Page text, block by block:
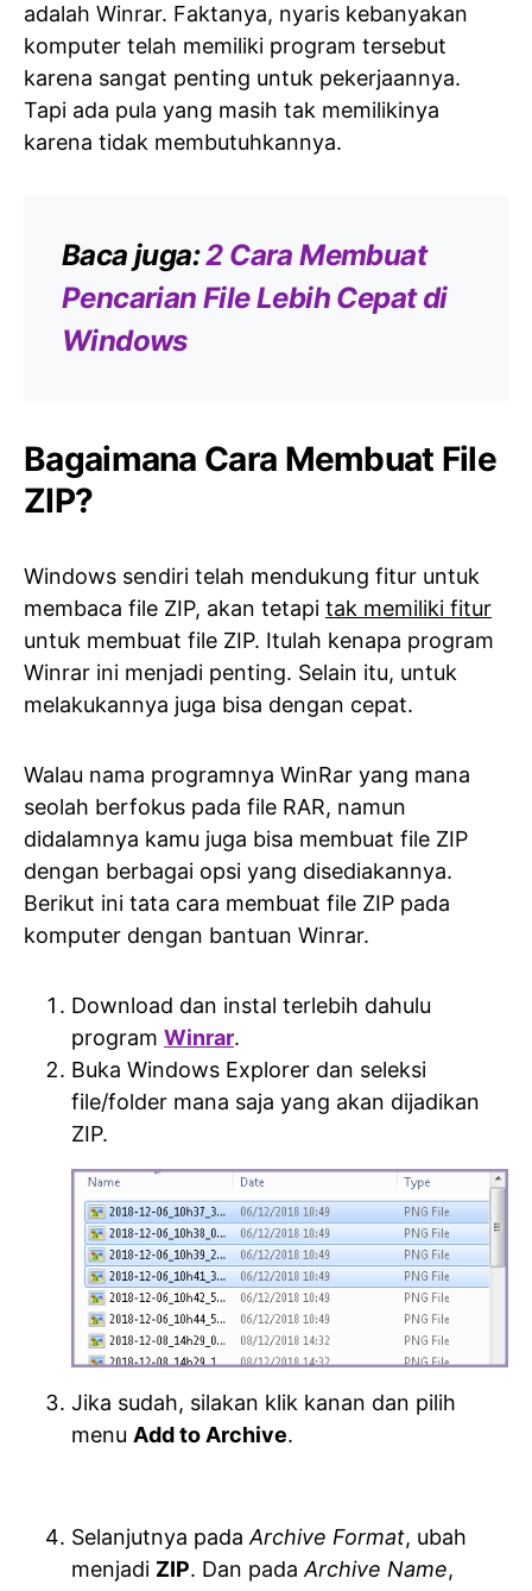
adalah Winrar. Faktanya, nyaris kebanyakan
komputer telah memiliki program tersebut
karena sangat penting untuk pekerjaannya.
Tapi ada pula yang masih tak memilikinya
karena tidak membutuhkannya.
Baca juga:2 Cara Membuat
Pencarian File Lebih Cepat di
Windows
Bagaimana Cara Membuat File
ZIP?
Windows sendiri telah mendukung fitur untuk
membaca file ZIP, akan tetapi tak memiliki fitur
untuk membuat file ZIP. Itulah kenapa program
Winrar ini menjadi penting. Selain itu, untuk
melakukannya juga bisa dengan cepat.
Walau nama programnya WinRar yang mana
seolah berfokus pada file RAR, namun
didalamnya kamu juga bisa membuat file ZIP
dengan berbagai opsi yang disediakannya.
Berikut ini tata cara membuat file ZIP pada
komputer dengan bantuan Winrar.
Download dan instal terlebih dahulu
program Winrar.
Buka Windows Explorer dan seleksi
file/folder mana saja yang akan dijadikan
ZIP.
Jika sudah, silakan klik kanan dan pilih
menu Add to Archive.
Selanjutnya pada Archive Format, ubah
menjadi ZIP. Dan pada Archive Name,